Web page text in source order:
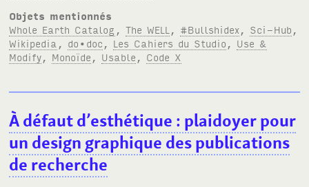
Objets mentionnés
Whole Earth Catalog ,The WELL , #Bullshidex, Sci-Hub ,
Wikipedia , do•doc , Les Cahiers du Studio , Use &
Modify, Monoïde , Usable , Code X
À défaut d’esthétique : plaidoyer pour
un design graphique des publications
de recherche